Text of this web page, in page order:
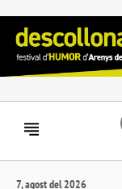
7, agost del 2026